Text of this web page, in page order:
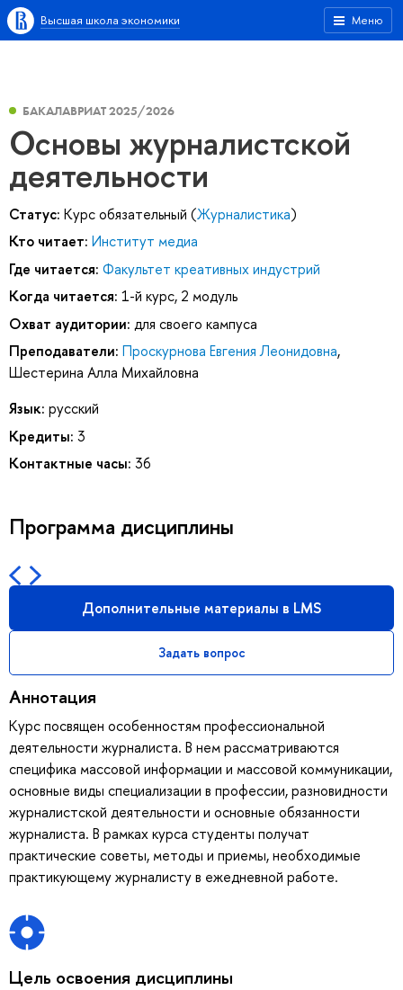
Меню
Высшая школа экономики
БАКАЛАВРИАТ 2025/2026
Основы журналистской
деятельности
Статус: Курс обязательный (Журналистика)
Кто читает: Институт медиа
Где читается: Факультет креативных индустрий
Когда читается: 1-й курс, 2 модуль
Охват аудитории: для своего кампуса
Преподаватели: Проскурнова Евгения Леонидовна,
Шестерина Алла Михайловна
Язык: русский
Кредиты: 3
Контактные часы: 36
Программа дисциплины
Дополнительные материалы в LMS
Задать вопрос
Аннотация
Курс посвящен особенностям профессиональной
деятельности журналиста. В нем рассматриваются
специфика массовой информации и массовой коммуникации,
основные виды специализации в профессии, разновидности
журналистской деятельности и основные обязанности
журналиста. В рамках курса студенты получат
практические советы, методы и приемы, необходимые
практикующему журналисту в ежедневной работе.
Цель освоения дисциплины